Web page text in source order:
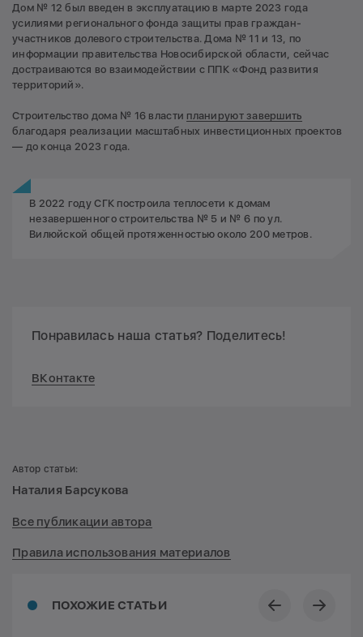
Дом № 12 был введен в эксплуатацию в марте 2023 года
усилиями регионального фонда защиты прав граждан-
участников долевого строительства. Дома № 11 и 13, по
информации правительства Новосибирской области, сейчас
достраиваются во взаимодействии с ППК «Фонд развития
территорий».
Строительство дома № 16 власти планируют завершить
благодаря реализации масштабных инвестиционных проектов
— до конца 2023 года.
В 2022 году СГК построила теплосети к домам
незавершенного строительства № 5 и № 6 по ул.
Вилюйской общей протяженностью около 200 метров.
Понравилась наша статья? Поделитесь!
ВКонтакте
ПОХОЖИЕ СТАТЬИ
Автор статьи:
Наталия Барсукова
Все публикации автора
Правила использования материалов